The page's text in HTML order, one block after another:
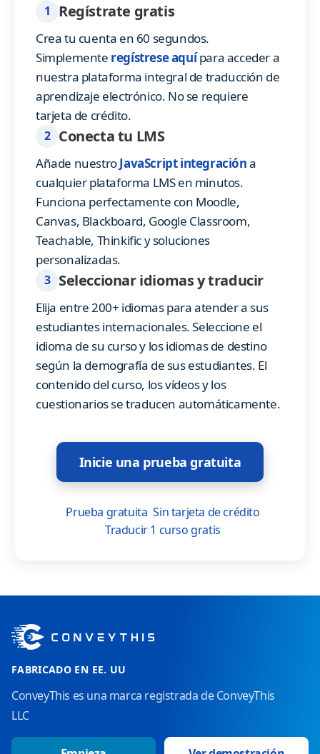
1 Regístrate gratis
Crea tu cuenta en 60 segundos.
Simplemente regístrese aquípara acceder a
nuestra plataforma integral de traducción de
aprendizaje electrónico. No se requiere
tarjeta de crédito.
2 Conecta tu LMS
Añade nuestroJavaScript integracióna
cualquier plataforma LMS en minutos.
Funciona perfectamente con Moodle,
Canvas, Blackboard, Google Classroom,
Teachable, Thinkific y soluciones
personalizadas.
3 Seleccionar idiomas y traducir
Elija entre 200+ idiomas para atender a sus
estudiantes internacionales. Seleccione el
idioma de su curso y los idiomas de destino
según la demografía de sus estudiantes. El
contenido del curso, los vídeos y los
cuestionarios se traducen automáticamente.
Inicie una prueba gratuita
Prueba gratuita Sin tarjeta de crédito
Traducir 1 curso gratis
FABRICADO EN EE. UU
ConveyThis es una marca registrada de ConveyThis
LLC